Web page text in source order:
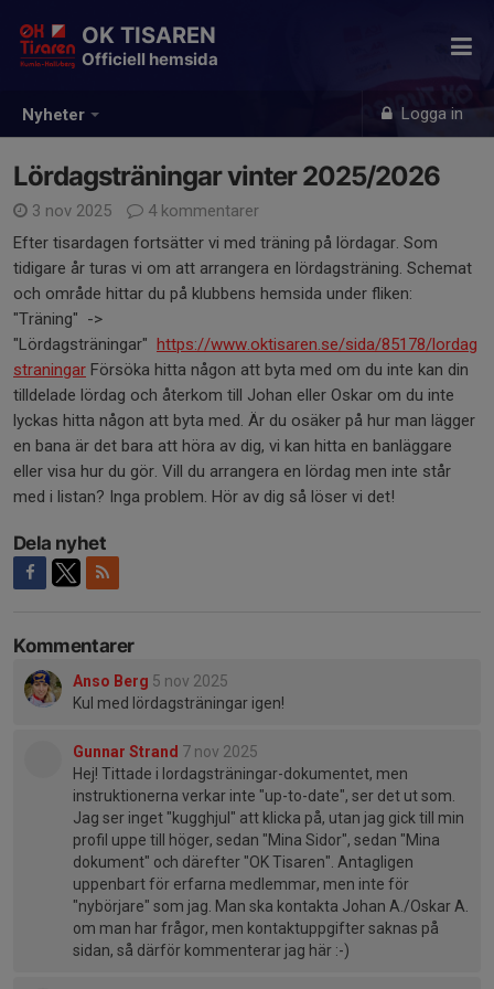
Nyheter Logga in
OK TISAREN
Officiell hemsida
Lördagsträningar vinter 2025/2026
3 nov 2025
4 kommentarer
Efter tisardagen fortsätter vi med träning på lördagar. Som
tidigare år turas vi om att arrangera en lördagsträning. Schemat
och område hittar du på klubbens hemsida under fliken:
"Träning" ->
"Lördagsträningar" https://www.oktisaren.se/sida/85178/lordag
straningar Försöka hitta någon att byta med om du inte kan din
tilldelade lördag och återkom till Johan eller Oskar om du inte
lyckas hitta någon att byta med. Är du osäker på hur man lägger
en bana är det bara att höra av dig, vi kan hitta en banläggare
eller visa hur du gör. Vill du arrangera en lördag men inte står
med i listan? Inga problem. Hör av dig så löser vi det!
Dela nyhet
Kommentarer
Anso Berg 5 nov 2025
Kul med lördagsträningar igen!
Gunnar Strand 7 nov 2025
Hej! Tittade i lordagsträningar-dokumentet, men
instruktionerna verkar inte "up-to-date", ser det ut som.
Jag ser inget "kugghjul" att klicka på, utan jag gick till min
profil uppe till höger, sedan "Mina Sidor", sedan "Mina
dokument" och därefter "OK Tisaren". Antagligen
uppenbart för erfarna medlemmar, men inte för
"nybörjare" som jag. Man ska kontakta Johan A./Oskar A.
om man har frågor, men kontaktuppgifter saknas på
sidan, så därför kommenterar jag här :-)